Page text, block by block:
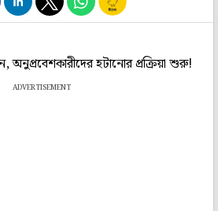
অনুপ্রবেশকারীদের হটানোর প্রক্রিয়া শুরু!
ADVERTISEMENT